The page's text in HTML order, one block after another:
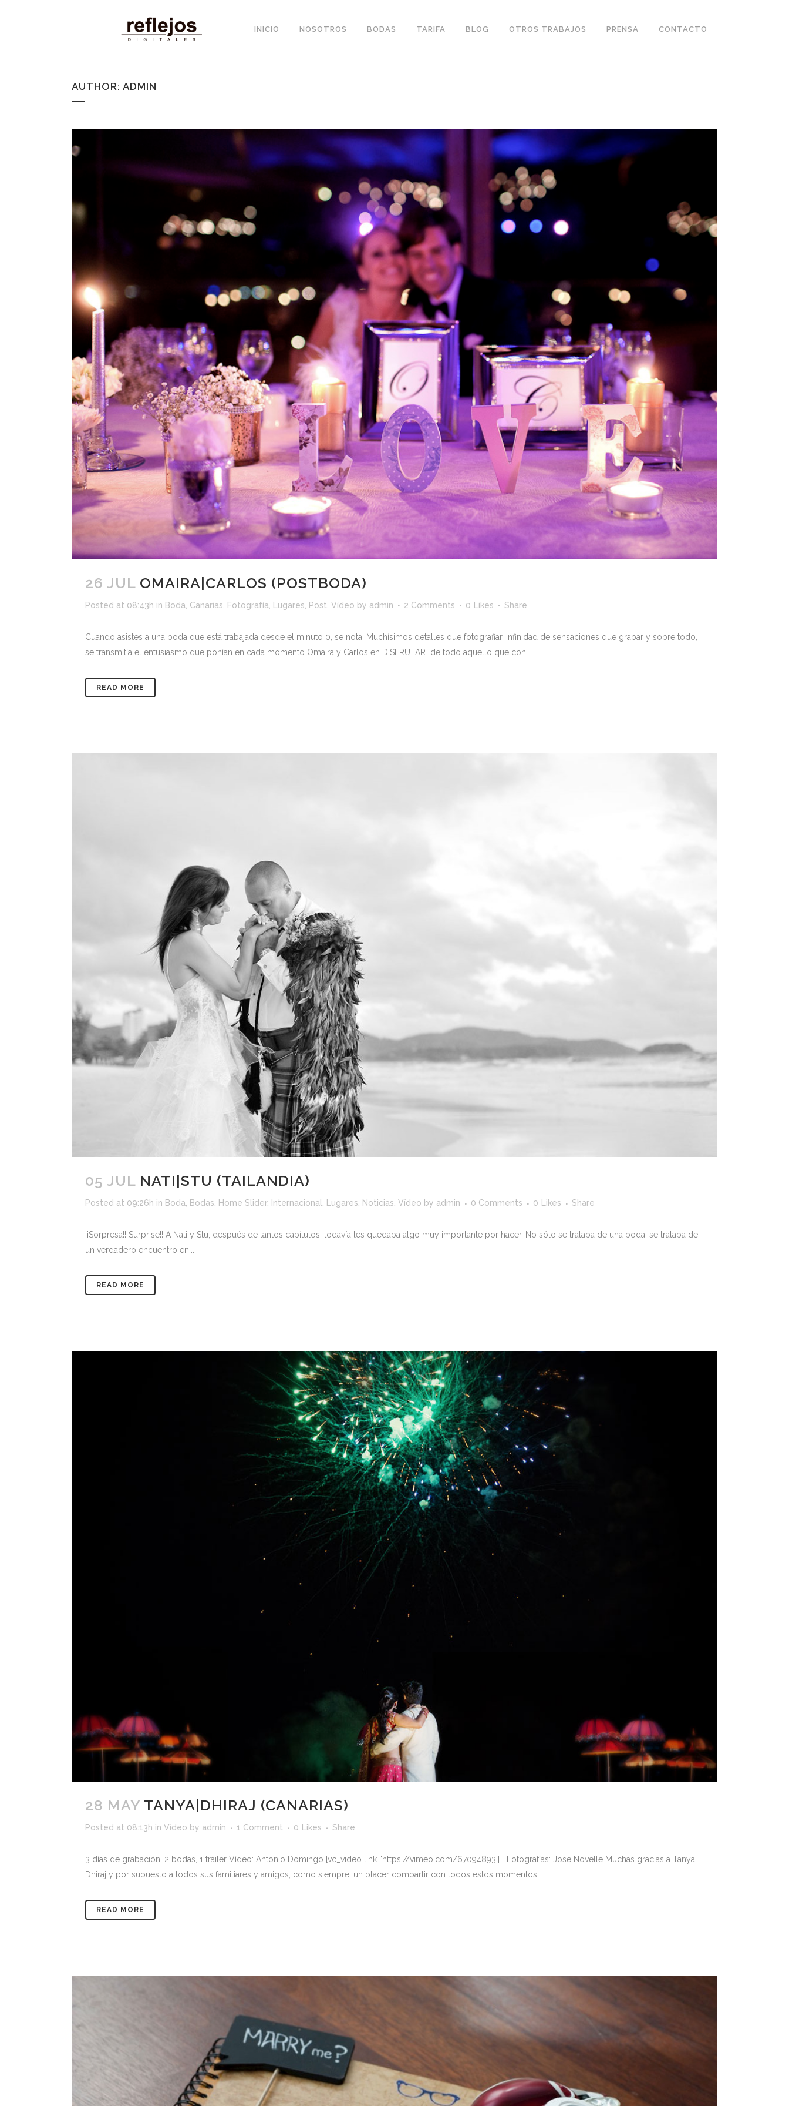
INICIO NOSOTROS BODAS TARIFA BLOG OTROS TRABAJOS PRENSA CONTACTO
AUTHOR: ADMIN
26 JUL OMAIRA|CARLOS (POSTBODA)
Posted at 08:43h in Boda Canarias Fotografía Lugares Post Vídeo by admin 2 Comments 0 Likes Share
Cuando asistes a una boda que está trabajada desde el minuto 0, se nota. Muchísimos detalles que fotografiar, infinidad de sensaciones que grabar y sobre todo,
se transmitía el entusiasmo que ponían en cada momento Omaira y Carlos en DISFRUTAR de todo aquello que con...
READ MORE
05 JUL NATI|STU (TAILANDIA)
Posted at 09:26h in Boda Bodas Home Slider, Internacional Lugares Noticias Vídeo by admin 0 Comments 0 Likes Share
¡¡Sorpresa!! Surprise!! A Nati y Stu, después de tantos capítulos, todavía les quedaba algo muy importante por hacer. No sólo se trataba de una boda, se trataba de
un verdadero encuentro en...
READ MORE
28 MAY TANYA|DHIRAJ (CANARIAS)
Posted at 08:13h in Vídeo by admin 1 Comment 0 Likes Share
3 días de grabación, 2 bodas, 1 tráiler Vídeo: Antonio Domingo [vc_video link='https://vimeo.com/67094893'] Fotografías: Jose Novelle Muchas gracias a Tanya,
Dhiraj y por supuesto a todos sus familiares y amigos, como siempre, un placer compartir con todos estos momentos....
READ MORE